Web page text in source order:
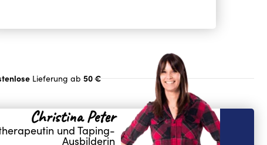
Lieferung ab 50 €
Christina Peter
und Taping-
Ausbilderin